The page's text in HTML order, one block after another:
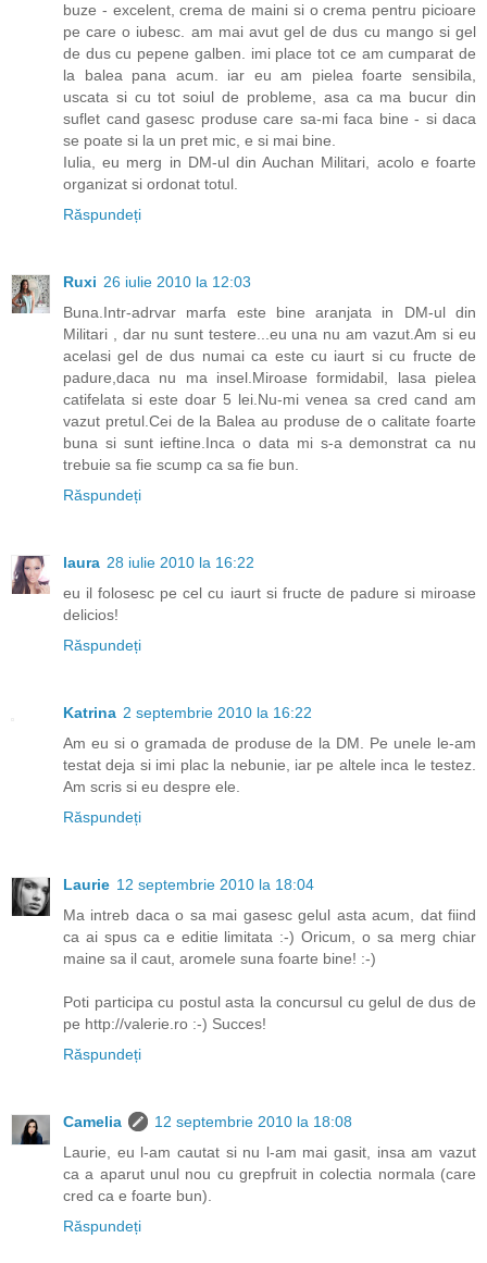
buze - excelent, crema de maini si o crema pentru picioare
pe care o iubesc. am mai avut gel de dus cu mango si gel
de dus cu pepene galben. imi place tot ce am cumparat de
la balea pana acum. iar eu am pielea foarte sensibila,
uscata si cu tot soiul de probleme, asa ca ma bucur din
suflet cand gasesc produse care sa-mi faca bine - si daca
se poate si la un pret mic, e si mai bine.
Iulia, eu merg in DM-ul din Auchan Militari, acolo e foarte
organizat si ordonat totul.
Răspundeți
Ruxi 26 iulie 2010 la 12:03
Buna.Intr-adrvar marfa este bine aranjata in DM-ul din
Militari , dar nu sunt testere...eu una nu am vazut.Am si eu
acelasi gel de dus numai ca este cu iaurt si cu fructe de
padure,daca nu ma insel.Miroase formidabil, lasa pielea
catifelata si este doar 5 lei.Nu-mi venea sa cred cand am
vazut pretul.Cei de la Balea au produse de o calitate foarte
buna si sunt ieftine.Inca o data mi s-a demonstrat ca nu
trebuie sa fie scump ca sa fie bun.
Răspundeți
laura 28 iulie 2010 la 16:22
eu il folosesc pe cel cu iaurt si fructe de padure si miroase
delicios!
Răspundeți
Katrina 2 septembrie 2010 la 16:22
Am eu si o gramada de produse de la DM. Pe unele le-am
testat deja si imi plac la nebunie, iar pe altele inca le testez.
Am scris si eu despre ele.
Răspundeți
Laurie 12 septembrie 2010 la 18:04
Ma intreb daca o sa mai gasesc gelul asta acum, dat fiind
ca ai spus ca e editie limitata :-) Oricum, o sa merg chiar
maine sa il caut, aromele suna foarte bine! :-)
Poti participa cu postul asta la concursul cu gelul de dus de
pe http://valerie.ro :-) Succes!
Răspundeți
Camelia
12 septembrie 2010 la 18:08
Laurie, eu l-am cautat si nu l-am mai gasit, insa am vazut
ca a aparut unul nou cu grepfruit in colectia normala (care
cred ca e foarte bun).
Răspundeți